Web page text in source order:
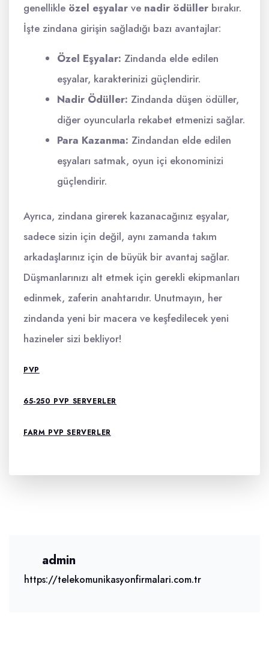
genellikle özel eşyalar ve nadir ödüller bırakır.
İşte zindana girişin sağladığı bazı avantajlar:
Özel Eşyalar: Zindanda elde edilen
eşyalar, karakterinizi güçlendirir.
Nadir Ödüller: Zindanda düşen ödüller,
diğer oyuncularla rekabet etmenizi sağlar.
Para Kazanma: Zindandan elde edilen
eşyaları satmak, oyun içi ekonominizi
güçlendirir.
Ayrıca, zindana girerek kazanacağınız eşyalar,
sadece sizin için değil, aynı zamanda takım
arkadaşlarınız için de büyük bir avantaj sağlar.
Düşmanlarınızı alt etmek için gerekli ekipmanları
edinmek, zaferin anahtarıdır. Unutmayın, her
zindanda yeni bir macera ve keşfedilecek yeni
hazineler sizi bekliyor!
PVP
65-250 PVP SERVERLER
FARM PVP SERVERLER
admin
https://telekomunikasyonfirmalari.com.tr